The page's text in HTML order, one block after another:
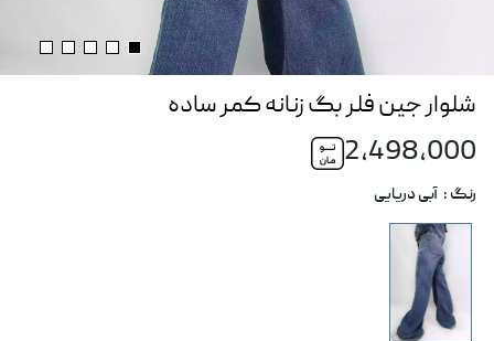
شلوار جین فلر بگ زنانه کمر ساده
2,498,000
رنگ : آبی دریایی